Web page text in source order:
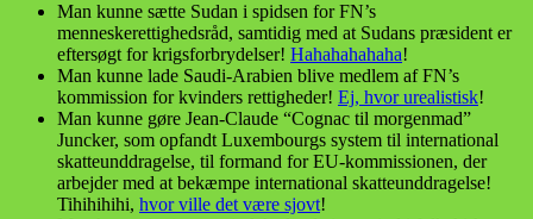
Man kunne sætte Sudan i spidsen for FN’s
menneskerettighedsråd, samtidig med at Sudans præsident er
eftersøgt for krigsforbrydelser! Hahahahahaha!
Man kunne lade Saudi-Arabien blive medlem af FN’s
kommission for kvinders rettigheder! Ej, hvor urealistisk!
Man kunne gøre Jean-Claude “Cognac til morgenmad”
Juncker, som opfandt Luxembourgs system til international
skatteunddragelse, til formand for EU-kommissionen, der
arbejder med at bekæmpe international skatteunddragelse!
Tihihihihi, hvor ville det være sjovt!